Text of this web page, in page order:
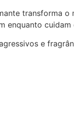
transforma
enquanto cuidam
e